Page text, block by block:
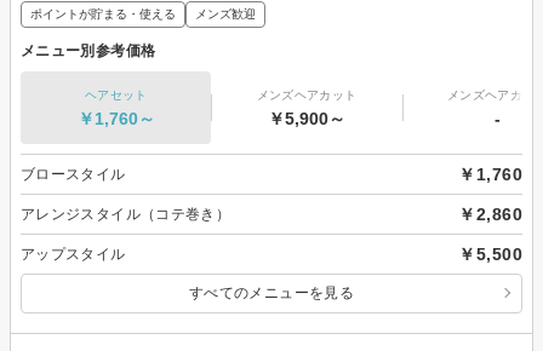
ポイントが貯まる・使える メンズ歓迎
メニュー別参考価格
ヘアセット
￥1,760～
メンズヘアカット
￥5,900～
メンズヘアカラ
-
ブロースタイル ￥1,760
アレンジスタイル（コテ巻き） ￥2,860
アップスタイル ￥5,500
すべてのメニューを見る